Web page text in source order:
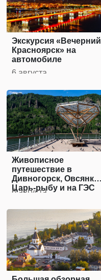
Экскурсия «Вечерний
Красноярск» на
автомобиле
6 августа
Живописное
путешествие в
Дивногорск, Овсянку,
Царь-рыбу и на ГЭС
6 августа